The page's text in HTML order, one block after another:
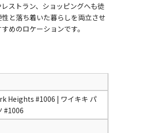
レストラン、ショッピングへも徒
と落ち着いた暮らしを両立させ
めのロケーションです。
Heights #1006 | ワイキキ パ
#1006